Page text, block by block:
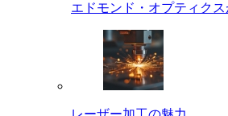
エドモンド・オプティク